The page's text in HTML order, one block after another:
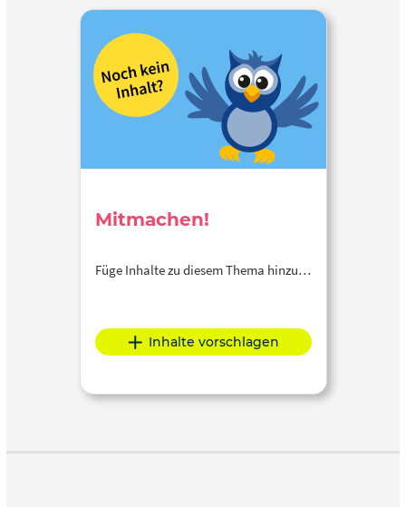
Mitmachen!
Füge Inhalte zu diesem Thema hinzu…
Inhalte vorschlagen